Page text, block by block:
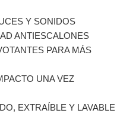
Y SONIDOS
ANTIESCALONES
PARA MÁS
UNA VEZ
EXTRAÍBLE Y LAVABLE